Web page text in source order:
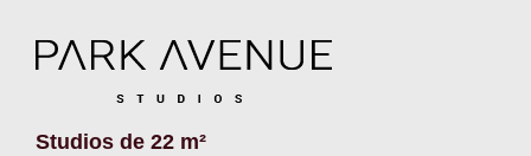
Studios de 22 m²